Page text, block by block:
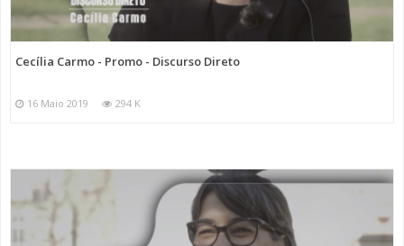
Cecília Carmo - Promo - Discurso Direto
16 Maio 2019 294 K